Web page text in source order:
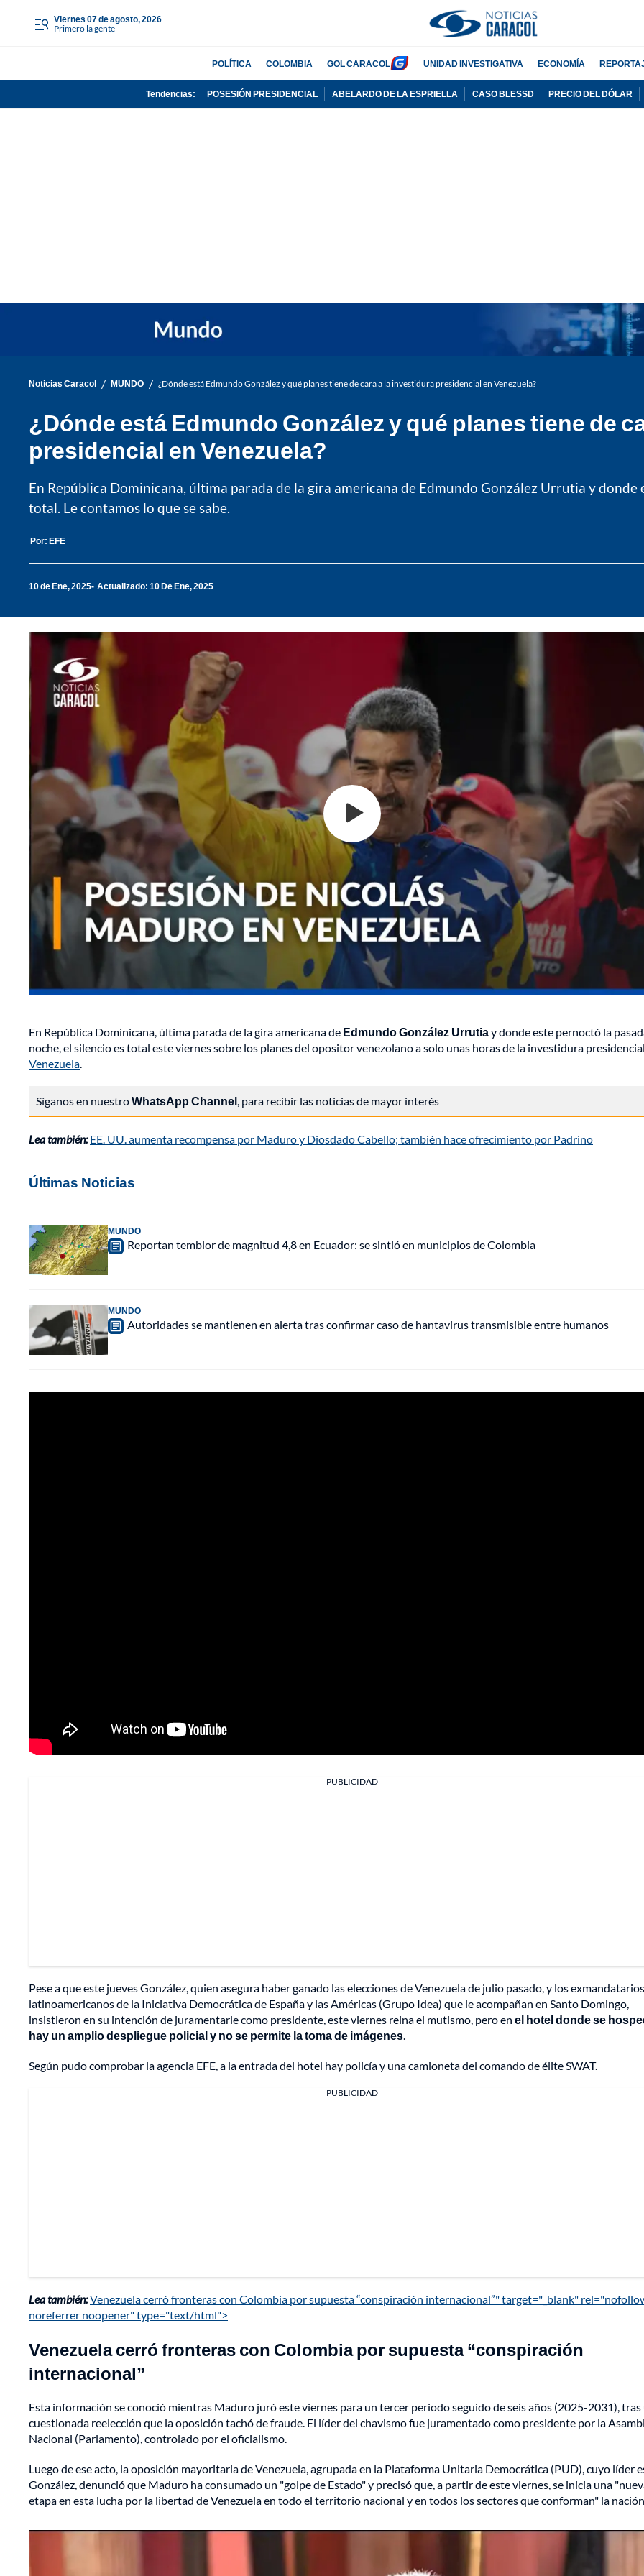
viernes 07 de agosto, 2026
Primero la gente
POLÍTICA COLOMBIA GOL CARACOL UNIDAD INVESTIGATIVA ECONOMÍA
Tendencias: POSESIÓN PRESIDENCIAL ABELARDO DE LA ESPRIELLA CASO BLESSD PRECIO DEL DÓLAR
Noticias Caracol / MUNDO / ¿Dónde está Edmundo González y qué planes tiene de cara a la investidura presidencial en Venezuela?
¿Dónde está Edmundo González y qué planes tiene de
presidencial en Venezuela?
En República Dominicana, última parada de la gira americana de Edmundo González Urrutia y donde
total. Le contamos lo que se sabe.
Por: EFE
10 de Ene, 2025 Actualizado: 10 De Ene, 2025
En República Dominicana, última parada de la gira americana de Edmundo González Urrutiay donde este pernoctó la
noche, el silencio es total este viernes sobre los planes del opositor venezolano a solo unas horas de la investidura
Venezuela.
Síganos en nuestroWhatsApp Channel, para recibir las noticias de mayor interés
Lea también: EE. UU. aumenta recompensa por Maduro y Diosdado Cabello; también hace ofrecimiento por Padrino
Últimas Noticias
MUNDO
Reportan temblor de magnitud 4,8 en Ecuador: se sintió en municipios de Colombia
MUNDO
Autoridades se mantienen en alerta tras confirmar caso de hantavirus transmisible entre humanos
PUBLICIDAD
Pese a que este jueves González, quien asegura haber ganado las elecciones de Venezuela de julio pasado, y los exmandatarios
latinoamericanos de la Iniciativa Democrática de España y las Américas (Grupo Idea) que le acompañan en Santo Domingo,
insistieron en su intención de juramentarle como presidente, este viernes reina el mutismo, pero en el hotel donde se
hay un amplio despliegue policial y no se permite la toma de imágenes.
Según pudo comprobar la agencia EFE, a la entrada del hotel hay policía y una camioneta del comando de élite SWAT.
PUBLICIDAD
Lea también:Venezuela cerró fronteras con Colombia por supuesta “conspiración internacional”" target="_blank"
noreferrer noopener" type="text/html">
Venezuela cerró fronteras con Colombia por supuesta “conspiración
internacional”
Esta información se conoció mientras Maduro juró este viernes para un tercer periodo seguido de seis años (2025-2031), tras
cuestionada reelección que la oposición tachó de fraude. El líder del chavismo fue juramentado como presidente por la
Nacional (Parlamento), controlado por el oficialismo.
Luego de ese acto, la oposición mayoritaria de Venezuela, agrupada en la Plataforma Unitaria Democrática (PUD), cuyo líder
González, denunció que Maduro ha consumado un "golpe de Estado" y precisó que, a partir de este viernes, se inicia una
etapa en esta lucha por la libertad de Venezuela en todo el territorio nacional y en todos los sectores que conforman" la